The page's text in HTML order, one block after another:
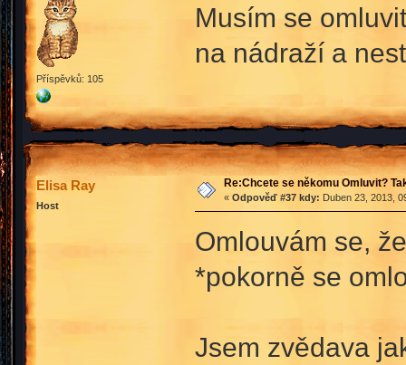
Příspěvků: 105
Musím se
na nádraží a
Elisa Ray
Host
Re:Chcete se někomu Omluvit?
« Odpověď #37 kdy: Duben 23, 2013,
Omlouvám se,
*pokorně se
Jsem zvědava